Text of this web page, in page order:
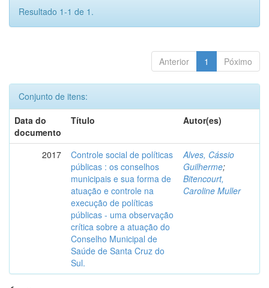
Resultado 1-1 de 1.
Anterior 1 Póximo
Conjunto de itens:
Data do
documento
Título Autor(es)
2017
Controle social de políticas
públicas : os conselhos
municipais e sua forma de
atuação e controle na
execução de políticas
públicas - uma observação
crítica sobre a atuação do
Conselho Municipal de
Saúde de Santa Cruz do
Sul.
Alves, Cássio
Guilherme;
Bitencourt,
Caroline Muller